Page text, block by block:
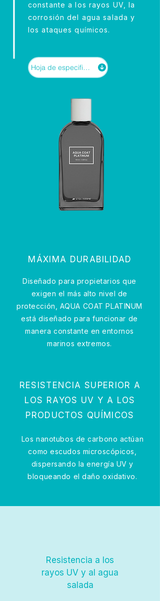
constante a los rayos UV, la
corrosión del agua salada y
los ataques químicos.
Hoja de especificaciones
MÁXIMA DURABILIDAD
Diseñado para propietarios que
exigen el más alto nivel de
protección, AQUA COAT PLATINUM
está diseñado para funcionar de
manera constante en entornos
marinos extremos.
RESISTENCIA SUPERIOR A
LOS RAYOS UV Y A LOS
PRODUCTOS QUÍMICOS
Los nanotubos de carbono actúan
como escudos microscópicos,
dispersando la energía UV y
bloqueando el daño oxidativo.
Resistencia a los
rayos UV y al agua
salada